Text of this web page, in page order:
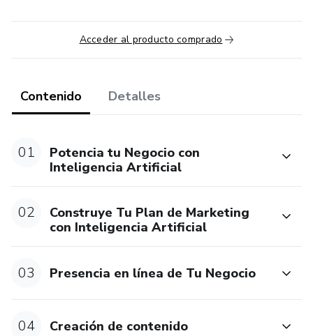
Explora temas esenciales como marketing digital, ventas e
inteligencia artificial, y accede a recursos exclusivos que
acelerarán tu crecimiento empresarial. Únete a nuestra
alcanzaremos el éxito.
Éxito Digital y comienza tu viaje transformador hacia el
éxito empresarial. ¡No esperes más para alcanzar tus
metas!
Acceder al producto comprado
Contenido Detalles
01
Potencia tu Negocio con
Inteligencia Artificial
02
Construye Tu Plan de Marketing
con Inteligencia Artificial
03 Presencia en línea de Tu Negocio
04 Creación de contenido